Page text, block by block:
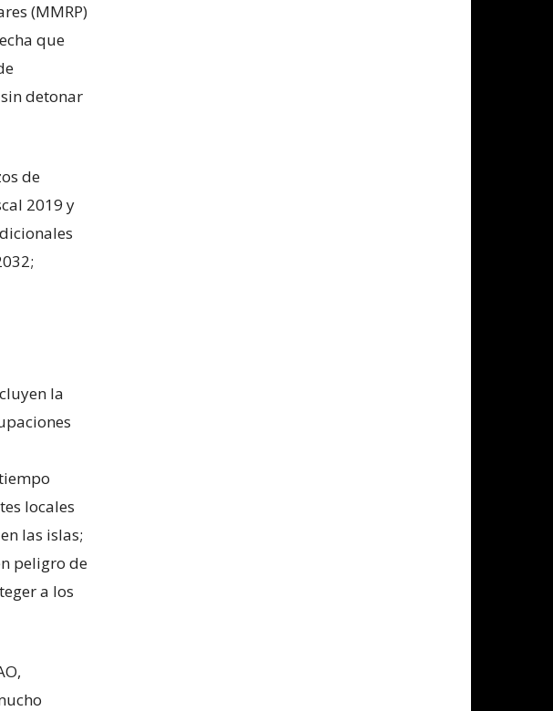
(MMRP)
que
detonar
de
2019 y
la
locales
las islas;
peligro de
a los